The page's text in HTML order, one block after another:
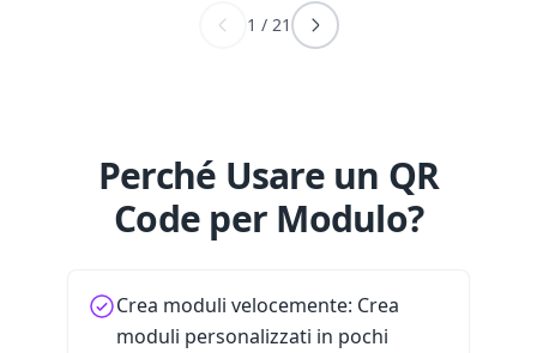
1 / 21
Perché Usare un QR
Code per Modulo?
Crea moduli velocemente: Crea
moduli personalizzati in pochi